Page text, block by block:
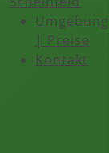
Umgebung
| Preise
Kontakt